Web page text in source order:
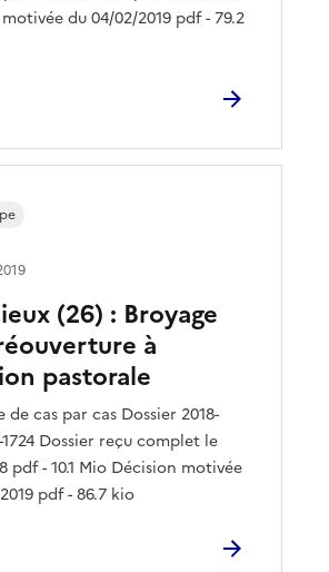
du 04/02/2019 pdf - 79.2
(26) : Broyage
à
pastorale
de cas par cas Dossier 2018-
1724 Dossier reçu complet le
pdf - 10.1 Mio Décision motivée
pdf - 86.7 kio